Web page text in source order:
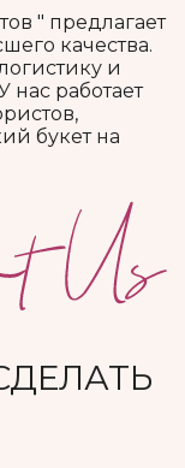
" предлагает
качества.
и
нас работает
букет на